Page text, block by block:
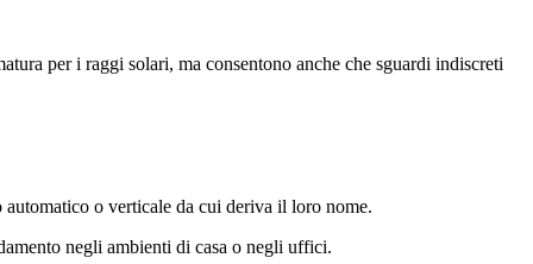
per i raggi solari, ma consentono anche che sguardi indiscreti
o verticale da cui deriva il loro nome.
negli ambienti di casa o negli uffici.